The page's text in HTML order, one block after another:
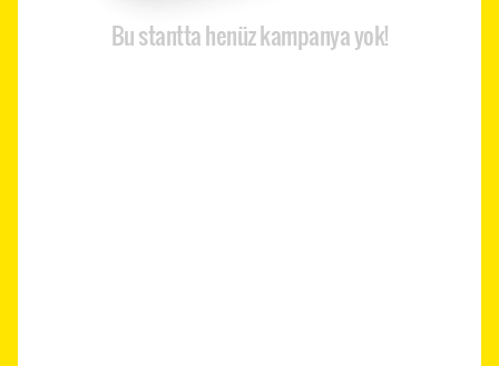
Bu stantta henüz kampanya yok!